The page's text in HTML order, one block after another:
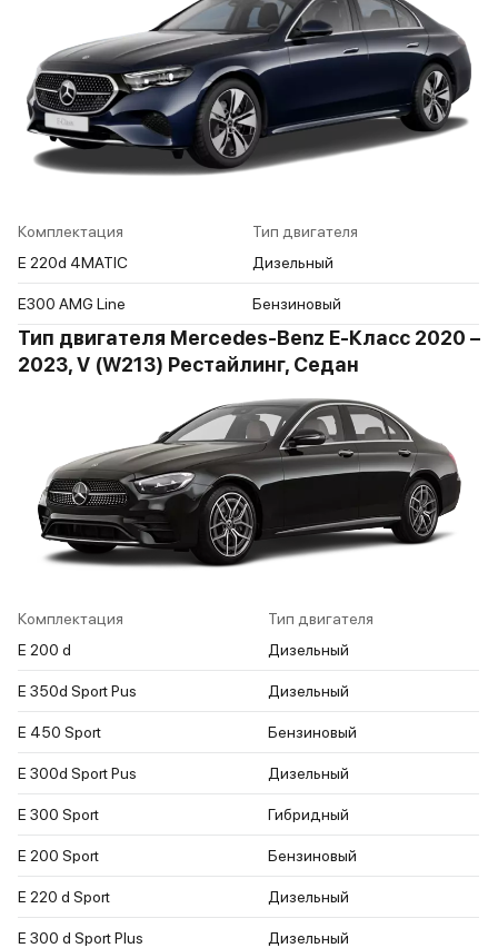
Комплектация
Тип двигателя
E 220d 4MATIC
Дизельный
E300 AMG Line Бензиновый
Тип двигателя Mercedes-Benz E-Класс 2020 –
2023, V (W213) Рестайлинг, Седан
Комплектация
Тип двигателя
E 200 d
Дизельный
E 350d Sport Pus Дизельный
E 450 Sport Бензиновый
E 300d Sport Pus Дизельный
E 300 Sport Гибридный
E 200 Sport Бензиновый
E 220 d Sport Дизельный
E 300 d Sport Plus Дизельный